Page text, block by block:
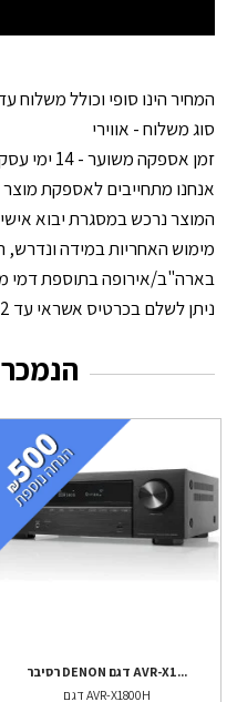
המחיר הינו סופי וכולל משלוח
סוג משלוח - אווירי
זמן אספקה משוער - 14 ימי עסקים
אנחנו מתחייבים לאספקת מוצר
המוצר נרכש במסגרת יבוא
מימוש האחריות במידה ונדרש,
בארה"ב/אירופה בתוספת דמי
ניתן לשלם בכרטיס אשראי עד 12 תשלומים (בתוספת ריבית)
רסיבר DENON דגם AVR-X1...
דגם AVR-X1800H